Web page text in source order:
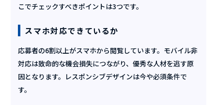
こでチェックすべきポイントは3つです。
スマホ対応できているか
応募者の6割以上がスマホから閲覧しています。モバイル非
対応は致命的な機会損失につながり、優秀な人材を逃す原
因となります。レスポンシブデザインは今や必須条件で
す。